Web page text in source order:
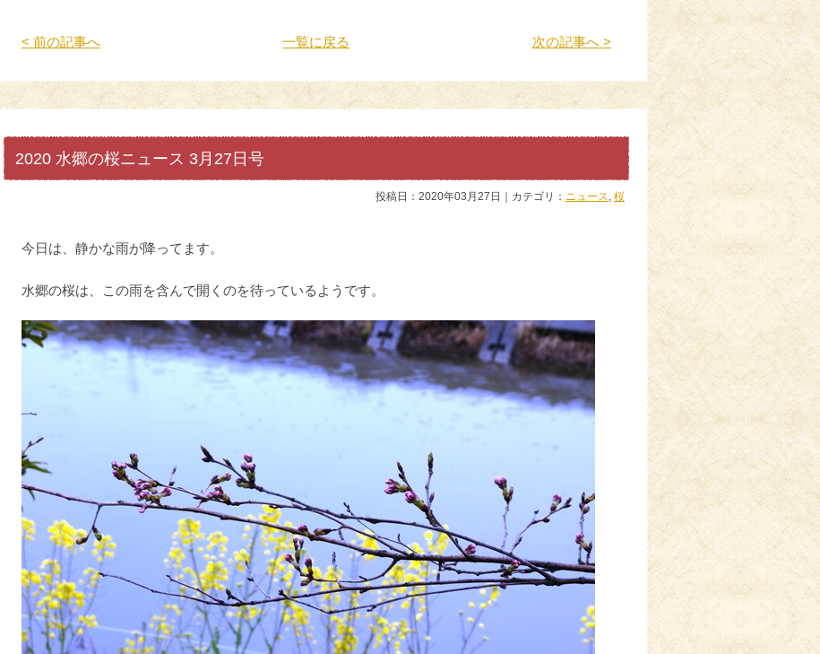
< 前の記事へ 一覧に戻る 次の記事へ >
2020 水郷の桜ニュース 3月27日号
投稿日：2020年03月27日｜カテゴリ： ニュース, 桜
今日は、静かな雨が降ってます。
水郷の桜は、この雨を含んで開くのを待っているようです。